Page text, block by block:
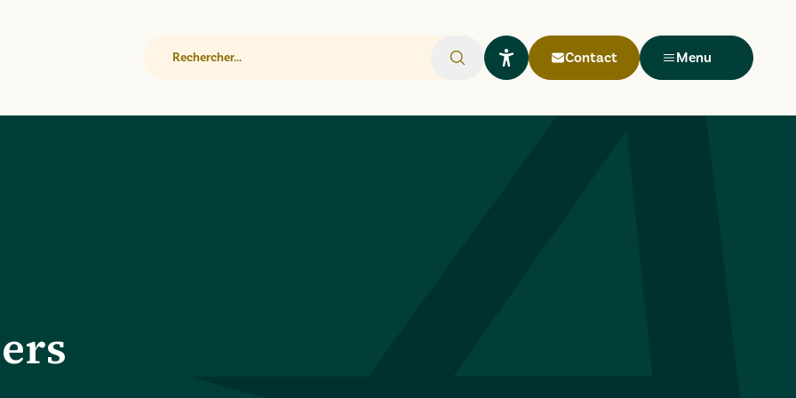
Rechercher
Ouvrir le widget Lisio
Contact Menu